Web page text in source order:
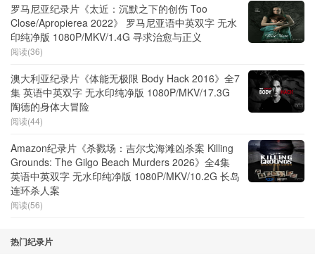
罗马尼亚纪录片《太近：沉默之下的创伤 Too
Close/Apropierea 2022》 罗马尼亚语中英双字 无水
印纯净版 1080P/MKV/1.4G 寻求治愈与正义
阅读(36)
澳大利亚纪录片《体能无极限 Body Hack 2016》全7
集 英语中英双字 无水印纯净版 1080P/MKV/17.3G
陶德的身体大冒险
阅读(44)
Amazon纪录片《杀戮场：吉尔戈海滩凶杀案 Killing
Grounds: The Gilgo Beach Murders 2026》全4集
英语中英双字 无水印纯净版 1080P/MKV/10.2G 长岛
连环杀人案
阅读(56)
热门纪录片